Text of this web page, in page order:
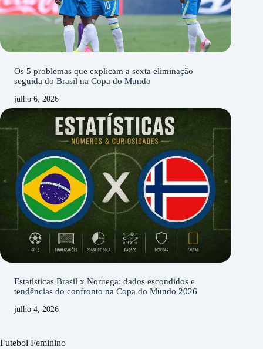
Os 5 problemas que explicam a sexta eliminação
seguida do Brasil na Copa do Mundo
julho 6, 2026
Estatísticas Brasil x Noruega: dados escondidos e
tendências do confronto na Copa do Mundo 2026
julho 4, 2026
Futebol Feminino